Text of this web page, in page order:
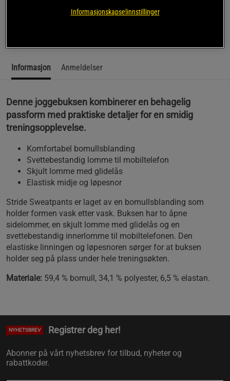
Informasjon Anmeldelser
Denne joggebuksen kombinerer en behagelig
passform med praktiske detaljer for en smidig
treningsopplevelse.
Komfortabel bomullsblanding
Svettebestandig lomme til mobiltelefon
Skjult lomme med glidelås
Elastisk midje og løpesnor
Stride Sweatpants er laget av en bomullsblanding som
holder formen vask etter vask. Buksen har to åpne
sidelommer, en skjult lomme med glidelås og en
svettebestandig innerlomme til mobiltelefonen. Den
elastiske linningen og løpesnoren sørger for at buksen
holder seg på plass under hele treningsøkten.
Materiale: 59,4 % bomull, 34,1 % polyester, 6,5 % elastan.
NYHETSBREV Registrer deg her!
Abonner på vårt nyhetsbrev for tilbud, nyheter og
rabattkoder.
Informasjonskapselinnstillinger